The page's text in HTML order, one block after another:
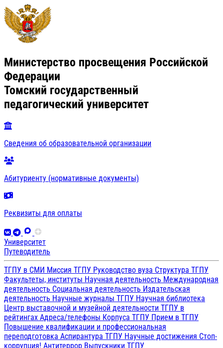
Министерство просвещения Российской
Федерации
Томский государственный
педагогический университет
Сведения об образовательной организации
Абитуриенту (нормативные документы)
Реквизиты для оплаты
Университет
Путеводитель
ТГПУ в СМИ Миссия ТГПУ Руководство вуза Структура ТГПУ
Факультеты, институты Научная деятельность Международная
деятельность Социальная деятельность Издательская
деятельность Научные журналы ТГПУ Научная библиотека
Центр выставочной и музейной деятельности ТГПУ в
рейтингах Адреса/телефоны Корпуса ТГПУ Прием в ТГПУ
Повышение квалификации и профессиональная
переподготовка Аспирантура ТГПУ Научные достижения Стоп-
коррупция! Антитеррор Выпускники ТГПУ